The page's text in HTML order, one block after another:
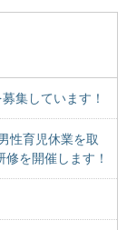
集しています！
性育児休業を取
を開催します！